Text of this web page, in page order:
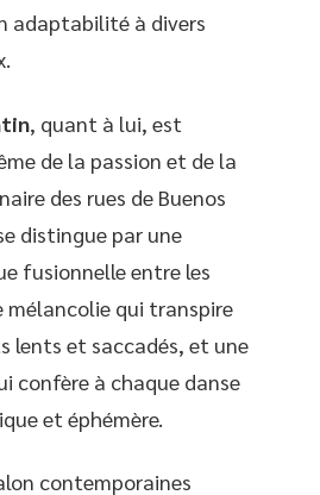
adaptabilité à divers
, quant à lui, est
de la passion et de la
des rues de Buenos
distingue par une
fusionnelle entre les
mélancolie qui transpire
lents et saccadés, et une
confère à chaque danse
et éphémère.
contemporaines